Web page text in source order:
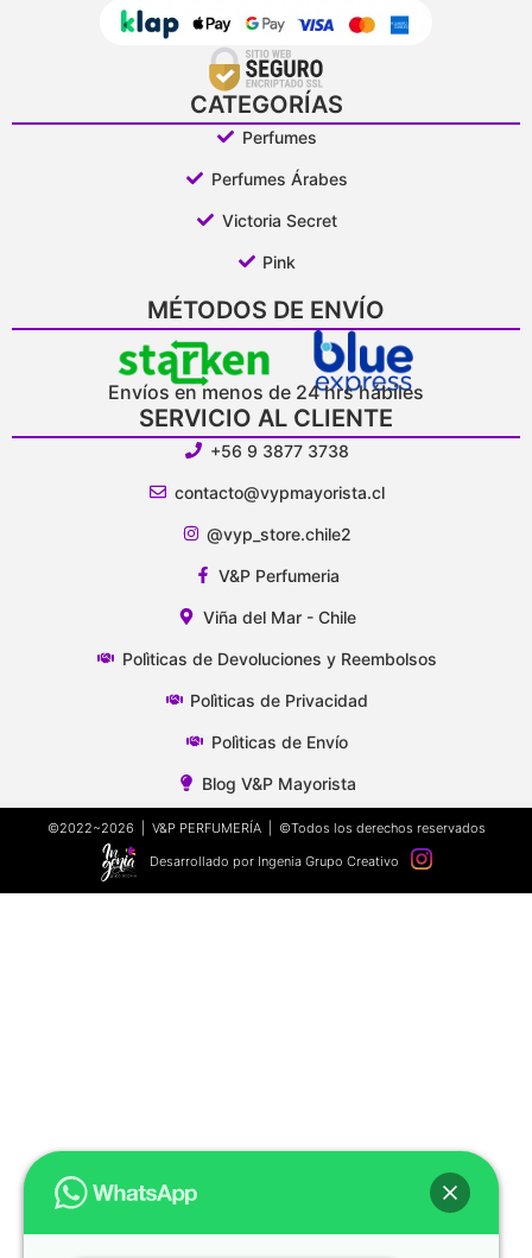
CATEGORÍAS
Perfumes
Perfumes Árabes
Victoria Secret
Pink
MÉTODOS DE ENVÍO
Envíos en menos de 24 hrs hábiles
SERVICIO AL CLIENTE
+56 9 3877 3738
contacto@vypmayorista.cl
@vyp_store.chile2
V&P Perfumeria
Viña del Mar - Chile
Polìticas de Devoluciones y Reembolsos
Polìticas de Privacidad
Polìticas de Envío
Blog V&P Mayorista
©2022~2026 | V&P PERFUMERÍA | ©Todos los derechos reservados
Desarrollado por Ingenia Grupo Creativo